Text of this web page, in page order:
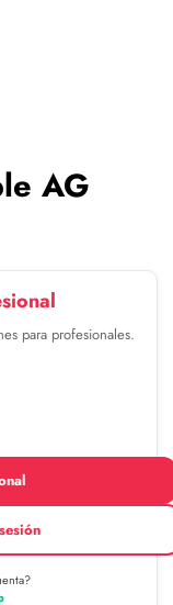
AG
para profesionales.